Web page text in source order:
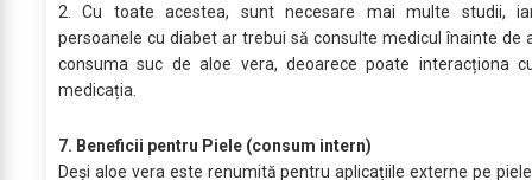
2. Cu toate acestea, sunt necesare mai multe studii,
persoanele cu diabet ar trebui să consulte medicul înainte de
consuma suc de aloe vera, deoarece poate interacționa
medicația.
7. Beneficii pentru Piele (consum intern)
Deși aloe vera este renumită pentru aplicațiile externe pe